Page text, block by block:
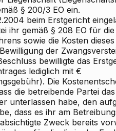
§ 200/3 EO ein.
beim Erstgericht
ihr gemäß § 208 EO für
sowie die Kosten
der
bewilligte das
lediglich mit €
Die
die betreibende Partei
unterlassen habe, den
dass es ihr am
Zweck bereits